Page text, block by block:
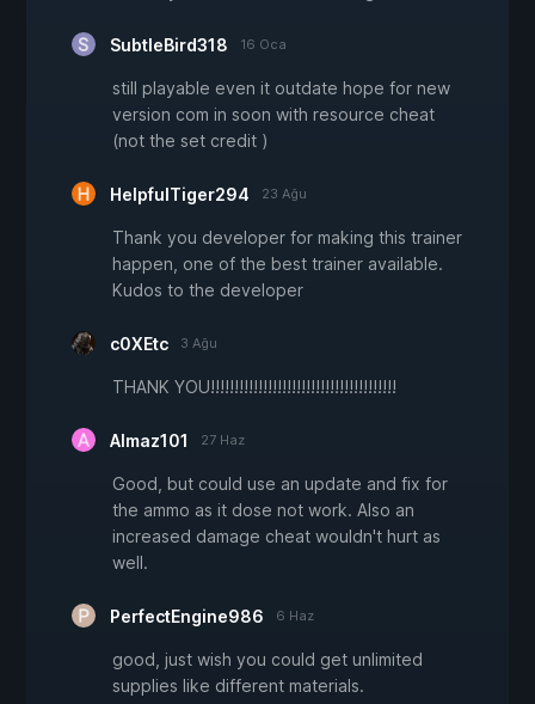
SubtleBird318 16 Oca
still playable even it outdate hope for new
version com in soon with resource cheat
(not the set credit )
HelpfulTiger294 23 Ağu
Thank you developer for making this trainer
happen, one of the best trainer available.
Kudos to the developer
c0XEtc 3 Ağu
THANK YOU!!!!!!!!!!!!!!!!!!!!!!!!!!!!!!!!!!!!!!!
Almaz101 27 Haz
Good, but could use an update and fix for
the ammo as it dose not work. Also an
increased damage cheat wouldn't hurt as
well.
PerfectEngine986 6 Haz
good, just wish you could get unlimited
supplies like different materials.